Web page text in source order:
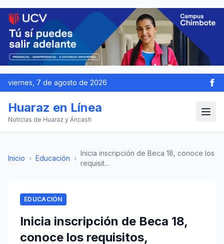
viernes, 7 de agosto de 2026
Huaraz en Línea
Noticias de Huaraz y Áncash
Inicio › Educación ›
Inicia inscripción de Beca 18, conoce los
requisit...
EDUCACIÓN
Inicia inscripción de Beca 18,
conoce los requisitos,